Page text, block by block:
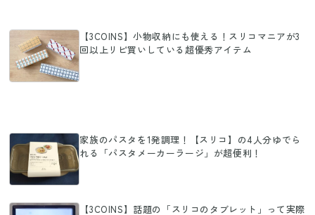
【3COINS】小物収納にも使える！スリコマニアが3
回以上リピ買いしている超優秀アイテム
家族のパスタを1発調理！【スリコ】の4人分ゆでら
れる「パスタメーカーラージ」が超便利！
【3COINS】話題の「スリコのタブレット」って実際